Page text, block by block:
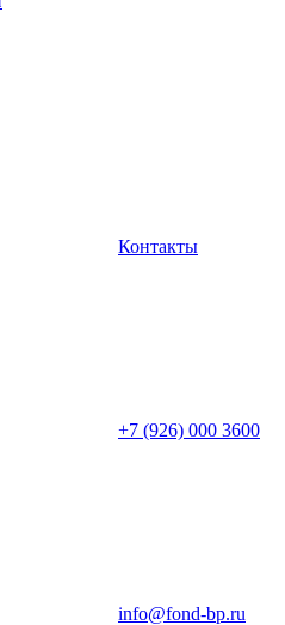
Контакты
+7 (926) 000 3600
info@fond-bp.ru